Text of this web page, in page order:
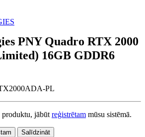
PNY Quadro RTX 2000
16GB GDDR6
PL
produktu, jābūt reģistrētam mūsu sistēmā.
Salīdzināt